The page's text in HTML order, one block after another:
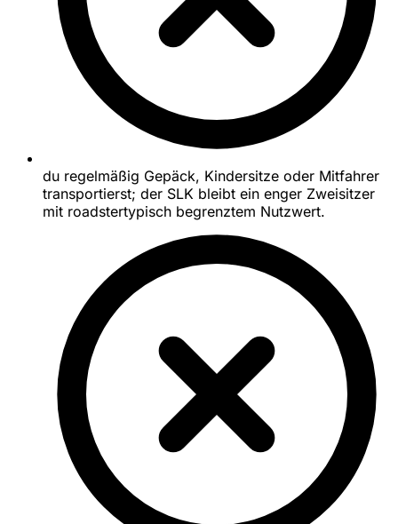
du regelmäßig Gepäck, Kindersitze oder Mitfahrer
transportierst; der SLK bleibt ein enger Zweisitzer
mit roadstertypisch begrenztem Nutzwert.